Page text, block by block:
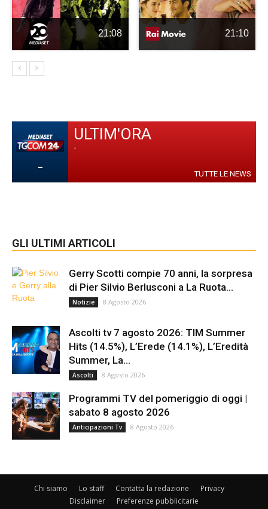
21:08 21:10
-
ULTIM'ORA
-
TUTTE LE NEWS
GLI ULTIMI ARTICOLI
Gerry Scotti compie 70 anni, la sorpresa
di Pier Silvio Berlusconi a La Ruota...
Notizie 8 Agosto 2026
Ascolti tv 7 agosto 2026: TIM Summer
Hits (14.5%), L’Erede (14.1%), L’Eredità
Summer, La...
Ascolti 8 Agosto 2026
Programmi TV del pomeriggio di oggi |
sabato 8 agosto 2026
Anticipazioni Tv 8 Agosto 2026
Chi siamo Lo staff Contatta la redazione
Privacy
Disclaimer
Preferenze pubblicitarie